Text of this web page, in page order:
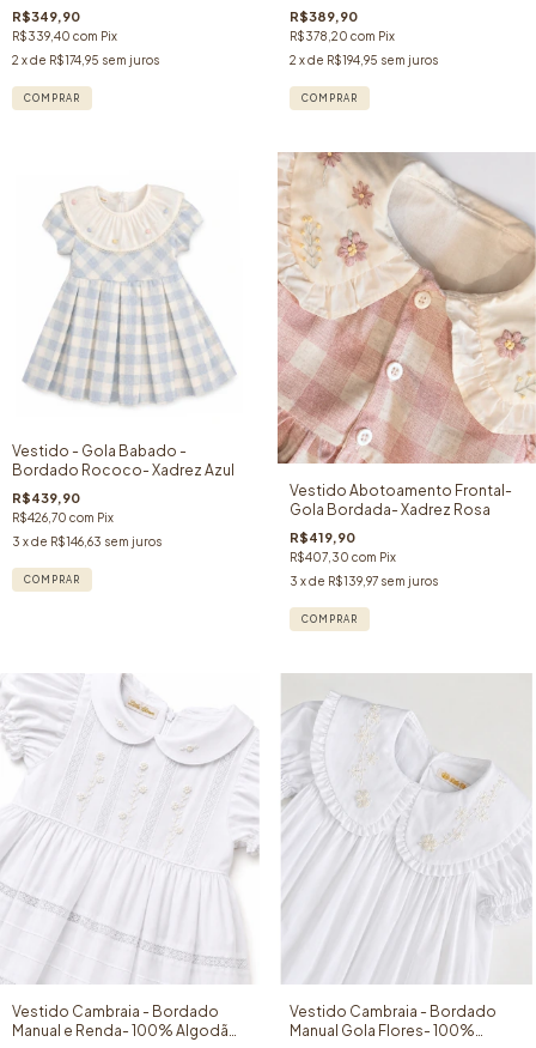
R$349,90
R$339,40 com Pix
2 x de R$174,95 sem juros
COMPRAR
R$389,90
R$378,20 com Pix
2 x de R$194,95 sem juros
COMPRAR
Vestido - Gola Babado -
Bordado Rococo- Xadrez Azul
R$439,90
R$426,70 com Pix
3 x de R$146,63 sem juros
COMPRAR
Vestido Abotoamento Frontal-
Gola Bordada- Xadrez Rosa
R$419,90
R$407,30 com Pix
3 x de R$139,97 sem juros
COMPRAR
Vestido Cambraia - Bordado
Manual e Renda- 100% Algodão-
Vestido Cambraia - Bordado
Manual Gola Flores- 100%